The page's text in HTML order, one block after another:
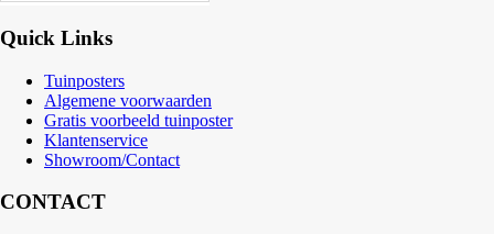
Quick Links
Tuinposters
Algemene voorwaarden
Gratis voorbeeld tuinposter
Klantenservice
Showroom/Contact
CONTACT